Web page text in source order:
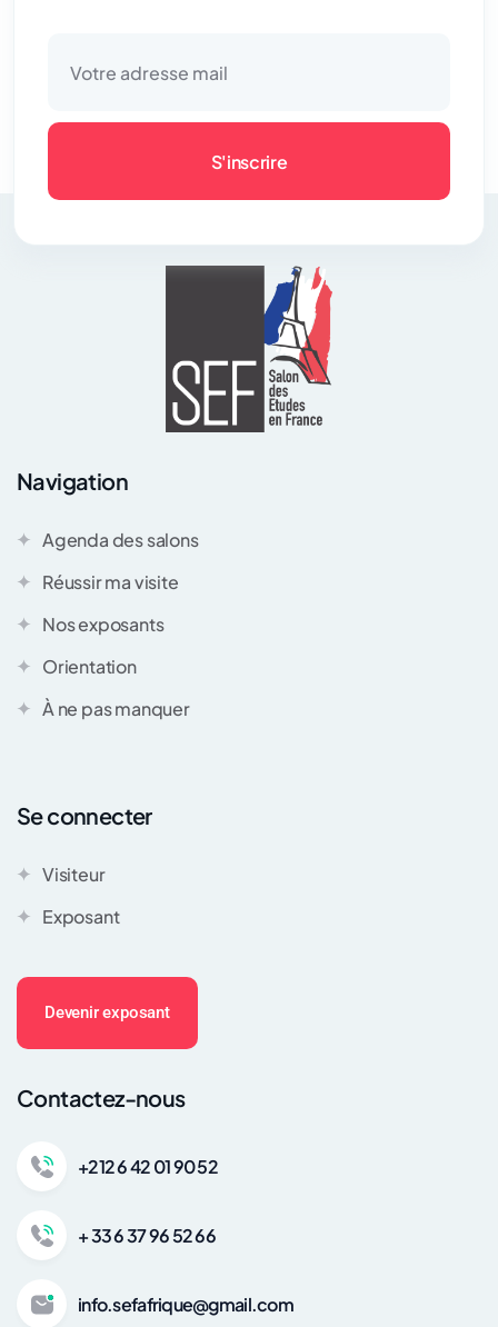
S'inscrire
Navigation
Agenda des salons
Réussir ma visite
Nos exposants
Orientation
À ne pas manquer
Se connecter
Visiteur
Exposant
Devenir exposant
Contactez-nous
+212 6 42 01 90 52
+ 33 6 37 96 52 66
info.sefafrique@gmail.com